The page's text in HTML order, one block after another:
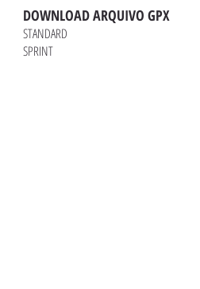
DOWNLOAD ARQUIVO GPX
STANDARD
SPRINT